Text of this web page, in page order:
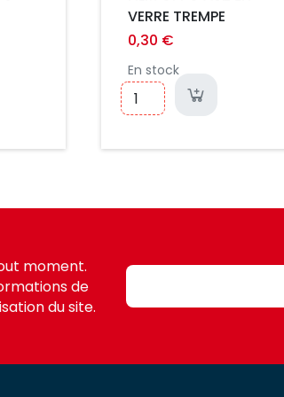
VERRE TREMPE
0,30 €
En stock
moment.
de
du site.